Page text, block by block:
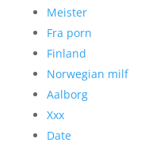
Meister
Fra porn
Finland
Norwegian milf
Aalborg
Xxx
Date